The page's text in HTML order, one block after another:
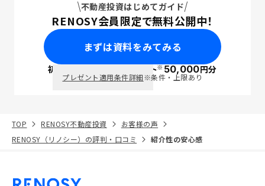
不動産投資はじめてガイド
RENOSY会員限定で無料公開中！
まずは資料をみてみる
初回面談で ポイント※50,000円分
プレゼント適用条件詳細※条件・上限あり
TOP RENOSY不動産投資
お客様の声
RENOSY（リノシー）の評判・口コミ
紹介性の安心感